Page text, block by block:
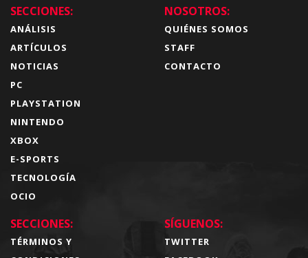
SECCIONES:
ANÁLISIS
ARTÍCULOS
NOTICIAS
PC
PLAYSTATION
NINTENDO
XBOX
E-SPORTS
TECNOLOGÍA
OCIO
NOSOTROS:
QUIÉNES SOMOS
STAFF
CONTACTO
SECCIONES:
TÉRMINOS Y
SÍGUENOS:
TWITTER